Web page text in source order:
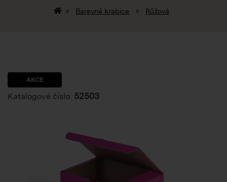
Zpět na homepage
Barevné krabice Růžová
AKCE
Katalogové číslo: 52503